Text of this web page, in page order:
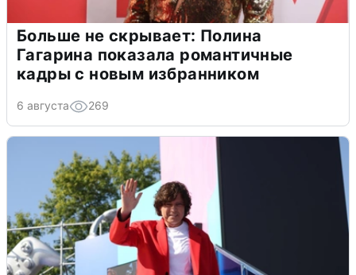
Больше не скрывает: Полина
Гагарина показала романтичные
кадры с новым избранником
6 августа 269